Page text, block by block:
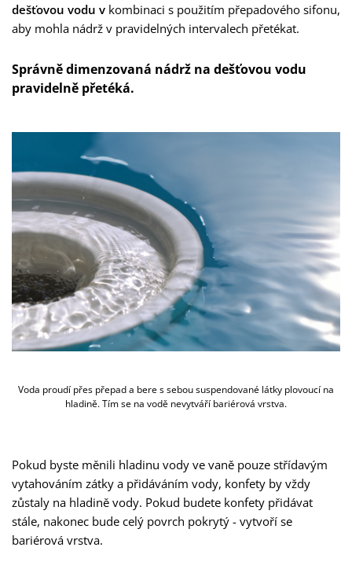
dešťovou vodu v kombinaci s použitím přepadového sifonu,
aby mohla nádrž v pravidelných intervalech přetékat.
Správně dimenzovaná nádrž na dešťovou vodu
pravidelně přetéká.
Voda proudí přes přepad a bere s sebou suspendované látky plovoucí na
hladině. Tím se na vodě nevytváří bariérová vrstva.
Pokud byste měnili hladinu vody ve vaně pouze střídavým
vytahováním zátky a přidáváním vody, konfety by vždy
zůstaly na hladině vody. Pokud budete konfety přidávat
stále, nakonec bude celý povrch pokrytý - vytvoří se
bariérová vrstva.